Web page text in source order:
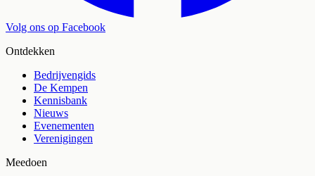
Volg ons op Facebook
Ontdekken
Bedrijvengids
De Kempen
Kennisbank
Nieuws
Evenementen
Verenigingen
Meedoen